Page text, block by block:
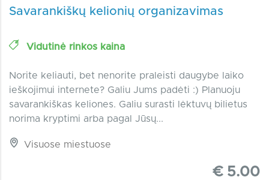
Savarankiškų kelionių organizavimas
Vidutinė rinkos kaina
Norite keliauti, bet nenorite praleisti daugybe laiko
ieškojimui internete? Galiu Jums padėti :) Planuoju
savarankiškas keliones. Galiu surasti lėktuvų bilietus
norima kryptimi arba pagal Jūsų...
Visuose miestuose
€ 5.00